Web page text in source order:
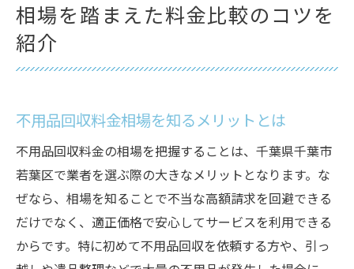
相場を踏まえた料金比較のコツを
紹介
不用品回収料金相場を知るメリットとは
不用品回収料金の相場を把握することは、千葉県千葉市
若葉区で業者を選ぶ際の大きなメリットとなります。な
ぜなら、相場を知ることで不当な高額請求を回避できる
だけでなく、適正価格で安心してサービスを利用できる
からです。特に初めて不用品回収を依頼する方や、引っ